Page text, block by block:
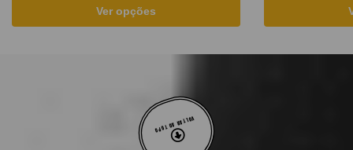
Ver opções
VOLTAR AO TOPO